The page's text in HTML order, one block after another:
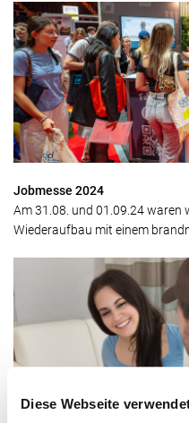
Diese Webseite
Jobmesse 2024
Am 31.08. und 01.09.24 waren
Wiederaufbau mit einem